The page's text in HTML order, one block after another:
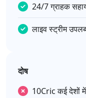
24/7 ग्राहक
लाइव स्ट्रीम
दोष
10Cric कई देशों